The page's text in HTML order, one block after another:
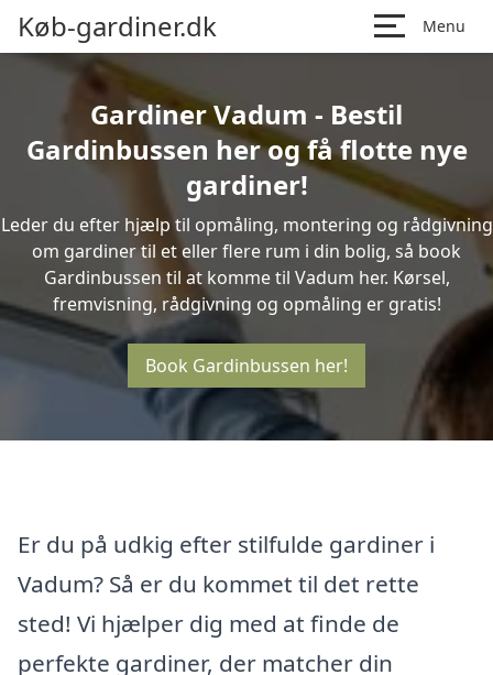
Køb-gardiner.dk Menu
Gardiner Vadum - Bestil
Gardinbussen her og få flotte nye
gardiner!
Leder du efter hjælp til opmåling, montering og rådgivning
om gardiner til et eller flere rum i din bolig, så book
Gardinbussen til at komme til Vadum her. Kørsel,
fremvisning, rådgivning og opmåling er gratis!
Book Gardinbussen her!
Er du på udkig efter stilfulde gardiner i
Vadum? Så er du kommet til det rette
sted! Vi hjælper dig med at finde de
perfekte gardiner, der matcher din